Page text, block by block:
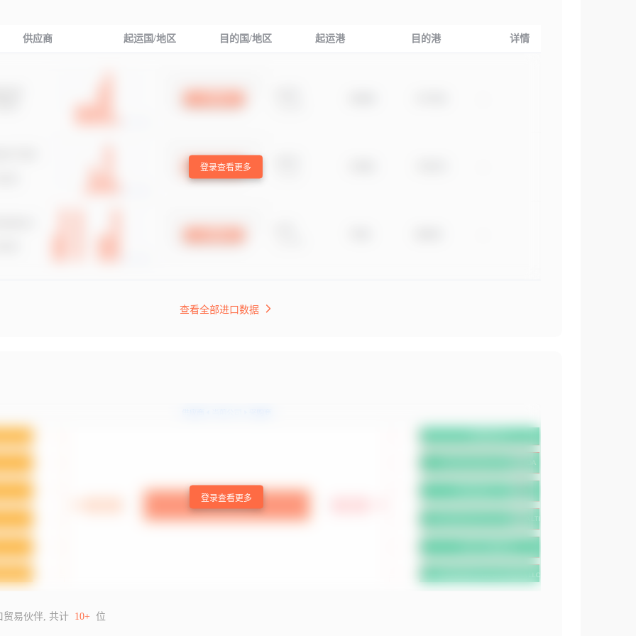
供应商 起运国/地区 目的国/地区 起运港 目的港 详情
登录查看更多
查看全部进口数据
登录查看更多
贸易伙伴, 共计 10+ 位